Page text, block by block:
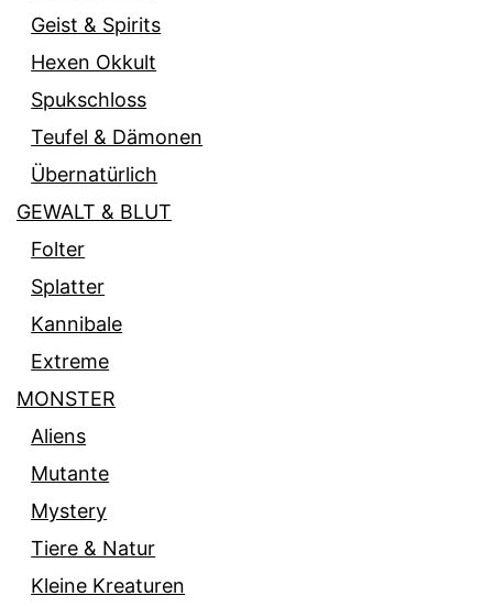
Geist & Spirits
Hexen Okkult
Spukschloss
Teufel & Dämonen
Übernatürlich
GEWALT & BLUT
Folter
Splatter
Kannibale
Extreme
MONSTER
Aliens
Mutante
Mystery
Tiere & Natur
Kleine Kreaturen